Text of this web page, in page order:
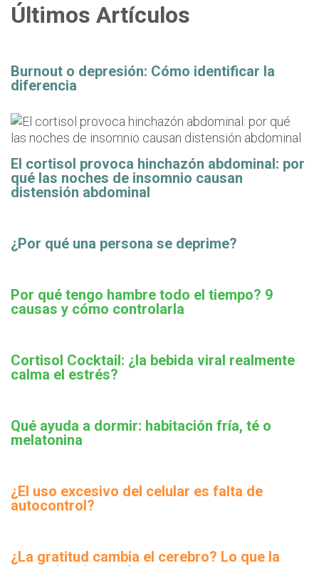
Últimos Artículos
Burnout o depresión: Cómo identificar la
diferencia
El cortisol provoca hinchazón abdominal: por
qué las noches de insomnio causan
distensión abdominal
¿Por qué una persona se deprime?
Por qué tengo hambre todo el tiempo? 9
causas y cómo controlarla
Cortisol Cocktail: ¿la bebida viral realmente
calma el estrés?
Qué ayuda a dormir: habitación fría, té o
melatonina
¿El uso excesivo del celular es falta de
autocontrol?
¿La gratitud cambia el cerebro? Lo que la